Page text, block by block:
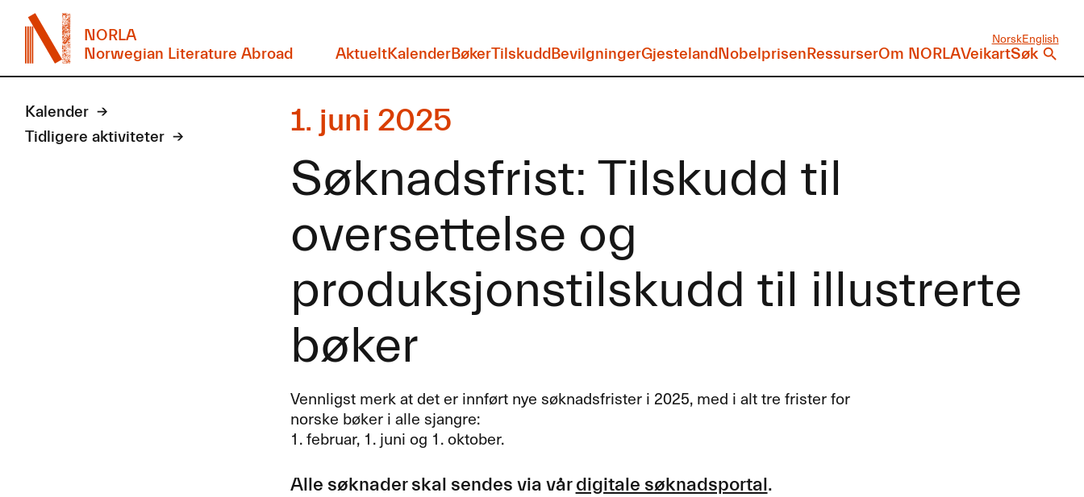
NORLA
Norwegian Literature Abroad
NorskEnglish
AktueltKalenderBøkerTilskuddBevilgningerGjestelandNobelprisenRessurserOm NORLAVeikartSøk
Kalender
Tidligere aktiviteter
1. juni 2025
Søknadsfrist: Tilskudd til
oversettelse og
produksjonstilskudd til illustrerte
bøker
Vennligst merk at det er innført nye søknadsfrister i 2025, med i alt tre frister for
norske bøker i alle sjangre:
1. februar, 1. juni og 1. oktober.
Alle søknader skal sendes via vårdigitale søknadsportal.